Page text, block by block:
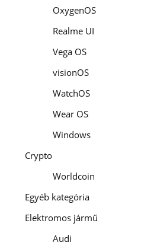
OxygenOS
Realme UI
Vega OS
visionOS
WatchOS
Wear OS
Windows
Crypto
Worldcoin
Egyéb kategória
Elektromos jármű
Audi